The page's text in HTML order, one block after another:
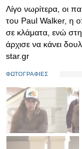
Λίγο νωρίτερα, οι
του Paul Walker, η
σε κλάματα, ενώ στη
άρχισε να κάνει
star.gr
ΦΩΤΟΓΡΑΦΙΕΣ